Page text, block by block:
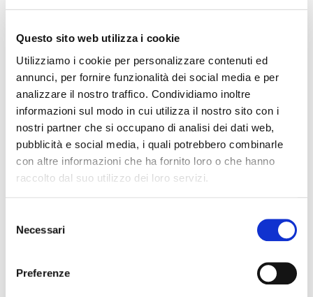
Questo sito web utilizza i cookie
Utilizziamo i cookie per personalizzare contenuti ed
annunci, per fornire funzionalità dei social media e per
analizzare il nostro traffico. Condividiamo inoltre
informazioni sul modo in cui utilizza il nostro sito con i
nostri partner che si occupano di analisi dei dati web,
pubblicità e social media, i quali potrebbero combinarle
con altre informazioni che ha fornito loro o che hanno
raccolto dal suo utilizzo dei loro servizi.
delNecessari
Preferenze
L’iniziativa mira ad effettuare una disamina del
bilancio delle società di factoring, con particolare
riferimento al principio IFRS 9, e fornire ai
partecipanti le nozioni fondamentali riguardanti
l’applicazione dei principi contabili internazionali alle
società di factoring.
Il corso si tienepresso la sede diAssifactin via
Cerva 9 a Milanocon possibilità di collegamento a
distanzasu piattaforma Microsoft Teams (massimo
Per il programma dettagliato
Per procedere all’iscrizione è necessario compilare
direttamente in excel il
e